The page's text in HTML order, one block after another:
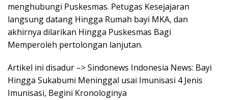
menghubungi Puskesmas. Petugas Kesejajaran
langsung datang Hingga Rumah bayi MKA, dan
akhirnya dilarikan Hingga Puskesmas Bagi
Memperoleh pertolongan lanjutan.
Artikel ini disadur –> Sindonews Indonesia News: Bayi
Hingga Sukabumi Meninggal usai Imunisasi 4 Jenis
Imunisasi, Begini Kronologinya